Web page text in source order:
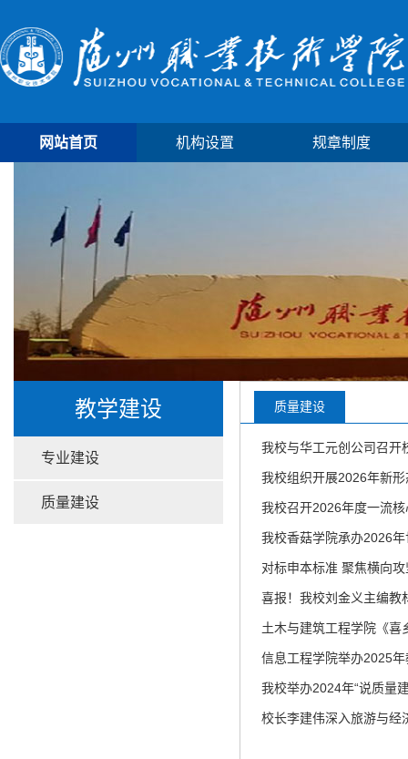
网站首页 机构设置 规章制度
教学建设
专业建设
质量建设
质量建设
我校与华工元创公司召开
我校组织开展2026年新
我校召开2026年度一流
我校香菇学院承办2026
对标申本标准 聚焦横向攻
喜报！我校刘金义主编教
土木与建筑工程学院《
信息工程学院举办2025
我校举办2024年“说质量
校长李建伟深入旅游与经